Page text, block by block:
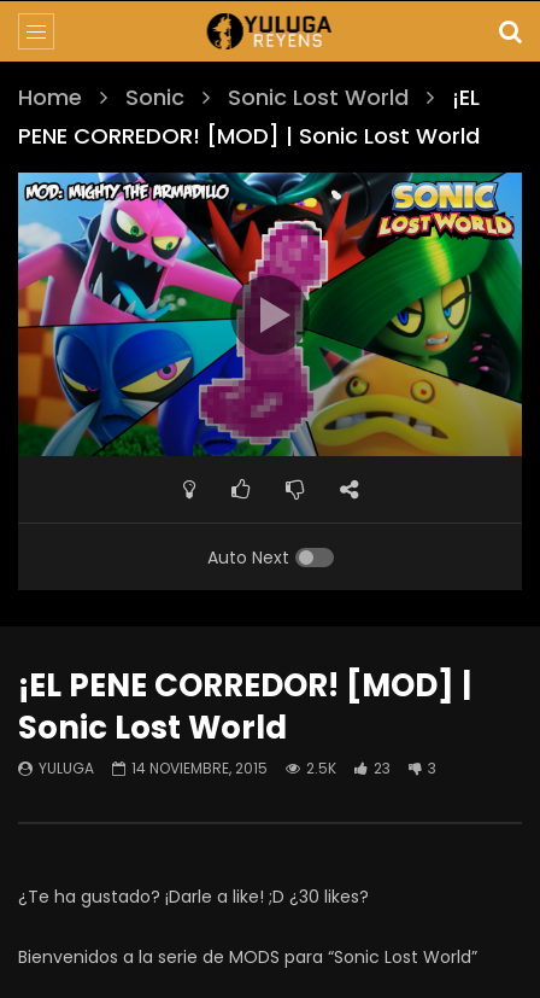
Home Sonic Sonic Lost World
¡EL
PENE CORREDOR! [MOD] | Sonic Lost World
Auto Next
¡EL PENE CORREDOR! [MOD] |
Sonic Lost World
YULUGA 14 NOVIEMBRE, 2015 2.5K 23 3
¿Te ha gustado? ¡Darle a like! ;D ¿30 likes?
Bienvenidos a la serie de MODS para “Sonic Lost World”